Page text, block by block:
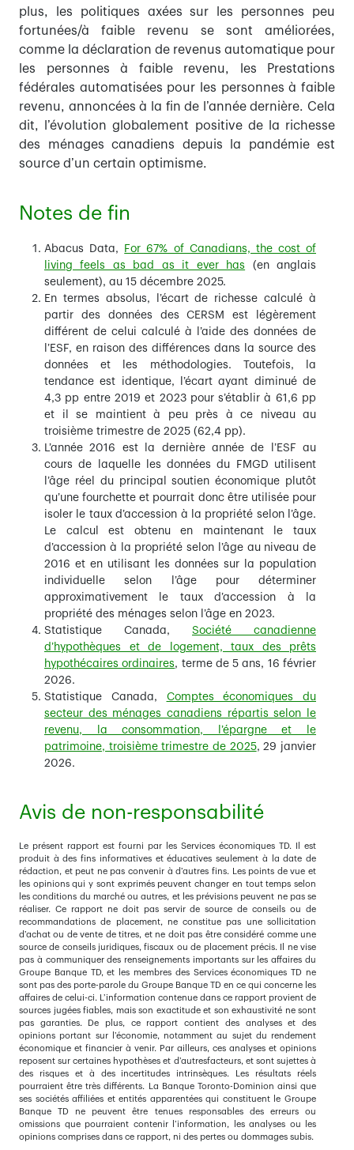
plus, les politiques axées sur les personnes peu
fortunées/à faible revenu se sont améliorées,
comme la déclaration de revenus automatique pour
les personnes à faible revenu, les Prestations
fédérales automatisées pour les personnes à faible
revenu, annoncées à la fin de l’année dernière. Cela
dit, l’évolution globalement positive de la richesse
des ménages canadiens depuis la pandémie est
source d’un certain optimisme.
Notes de fin
Abacus Data,
For 67% of Canadians, the cost of
living feels as bad as it ever has (en anglais
seulement), au 15 décembre 2025.
En termes absolus, l’écart de richesse calculé à
partir des données des CERSM est légèrement
différent de celui calculé à l’aide des données de
l’ESF, en raison des différences dans la source des
données et les méthodologies. Toutefois, la
tendance est identique, l’écart ayant diminué de
4,3 pp entre 2019 et 2023 pour s’établir à 61,6 pp
et il se maintient à peu près à ce niveau au
troisième trimestre de 2025 (62,4 pp).
L’année 2016 est la dernière année de l’ESF au
cours de laquelle les données du FMGD utilisent
l’âge réel du principal soutien économique plutôt
qu’une fourchette et pourrait donc être utilisée pour
isoler le taux d’accession à la propriété selon l’âge.
Le calcul est obtenu en maintenant le taux
d’accession à la propriété selon l’âge au niveau de
2016 et en utilisant les données sur la population
individuelle selon l’âge pour déterminer
approximativement le taux d’accession à la
propriété des ménages selon l’âge en 2023.
Statistique Canada, Société canadienne
d’hypothèques et de logement, taux des prêts
hypothécaires ordinaires, terme de 5 ans, 16 février
2026.
Statistique Canada, Comptes économiques du
secteur des ménages canadiens répartis selon le
revenu, la consommation, l’épargne et le
patrimoine, troisième trimestre de 2025, 29 janvier
2026.
Avis de non-responsabilité
Le présent rapport est fourni par les Services économiques TD. Il est
produit à des fins informatives et éducatives seulement à la date de
rédaction, et peut ne pas convenir à d’autres fins. Les points de vue et
les opinions qui y sont exprimés peuvent changer en tout temps selon
les conditions du marché ou autres, et les prévisions peuvent ne pas se
réaliser. Ce rapport ne doit pas servir de source de conseils ou de
recommandations de placement, ne constitue pas une sollicitation
d’achat ou de vente de titres, et ne doit pas être considéré comme une
source de conseils juridiques, fiscaux ou de placement précis. Il ne vise
pas à communiquer des renseignements importants sur les affaires du
Groupe Banque TD, et les membres des Services économiques TD ne
sont pas des porte-parole du Groupe Banque TD en ce qui concerne les
affaires de celui-ci. L’information contenue dans ce rapport provient de
sources jugées fiables, mais son exactitude et son exhaustivité ne sont
pas garanties. De plus, ce rapport contient des analyses et des
opinions portant sur l’économie, notamment au sujet du rendement
économique et financier à venir. Par ailleurs, ces analyses et opinions
reposent sur certaines hypothèses et d’autresfacteurs, et sont sujettes à
des risques et à des incertitudes intrinsèques. Les résultats réels
pourraient être très différents. La Banque Toronto-Dominion ainsi que
ses sociétés affiliées et entités apparentées qui constituent le Groupe
Banque TD ne peuvent être tenues responsables des erreurs ou
omissions que pourraient contenir l’information, les analyses ou les
opinions comprises dans ce rapport, ni des pertes ou dommages subis.